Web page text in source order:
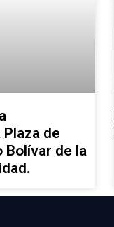
de
Bolívar de la